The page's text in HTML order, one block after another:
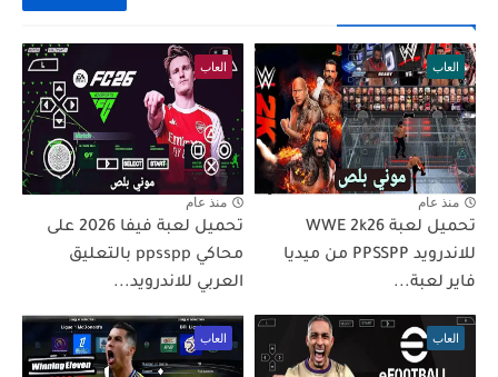
العاب
منذ عام
تحميل لعبة WWE 2k26
للاندرويد PPSSPP من ميديا
فاير لعبة...
العاب
منذ عام
تحميل لعبة فيفا 2026 على
محاكي ppsspp بالتعليق
العربي للاندرويد...
العاب العاب